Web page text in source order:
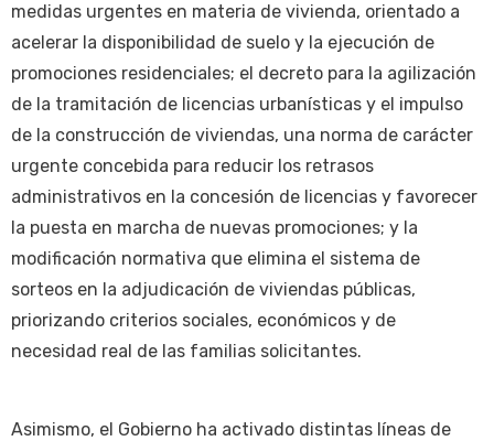
medidas urgentes en materia de vivienda, orientado a
acelerar la disponibilidad de suelo y la ejecución de
promociones residenciales; el decreto para la agilización
de la tramitación de licencias urbanísticas y el impulso
de la construcción de viviendas, una norma de carácter
urgente concebida para reducir los retrasos
administrativos en la concesión de licencias y favorecer
la puesta en marcha de nuevas promociones; y la
modificación normativa que elimina el sistema de
sorteos en la adjudicación de viviendas públicas,
priorizando criterios sociales, económicos y de
necesidad real de las familias solicitantes.
Asimismo, el Gobierno ha activado distintas líneas de